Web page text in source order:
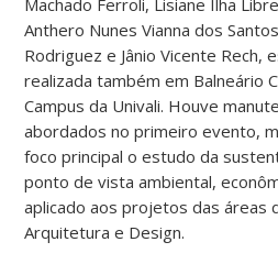
Anthero Nunes Vianna dos
Rodriguez e Jânio Vicente Rech,
realizada também em Balneário
Campus da Univali. Houve
abordados no primeiro evento,
foco principal o estudo da
ponto de vista ambiental,
aplicado aos projetos das áreas
Arquitetura e Design.